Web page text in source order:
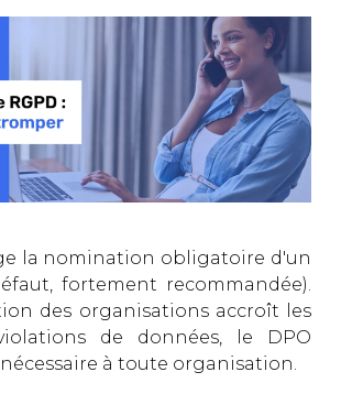
la nomination obligatoire d'un
fortement recommandée).
des organisations accroît les
de données, le DPO
à toute organisation.